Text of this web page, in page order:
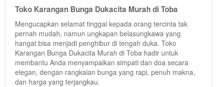
Toko Karangan Bunga Dukacita Murah di Toba
Mengucapkan selamat tinggal kepada orang tercinta tak
pernah mudah, namun ungkapan belasungkawa yang
hangat bisa menjadi penghibur di tengah duka. Toko
Karangan Bunga Dukacita Murah di Toba hadir untuk
membantu Anda menyampaikan simpati dan doa secara
elegan, dengan rangkaian bunga yang rapi, penuh makna,
dan harga yang terjangkau.